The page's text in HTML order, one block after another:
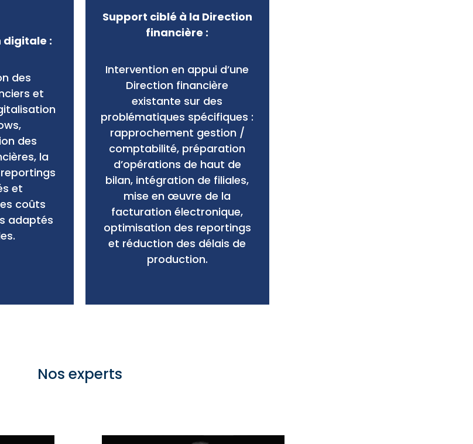
:
des
et
des
la
et
coûts
adaptés
Support ciblé à la Direction
financière :
Intervention en appui d’une
Direction financière
existante sur des
problématiques spécifiques :
rapprochement gestion /
comptabilité, préparation
d’opérations de haut de
bilan, intégration de filiales,
mise en œuvre de la
facturation électronique,
optimisation des reportings
et réduction des délais de
production.
Nos experts